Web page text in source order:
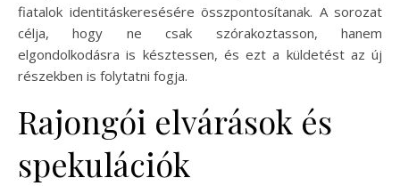
fiatalok identitáskeresésére összpontosítanak. A sorozat
célja, hogy ne csak szórakoztasson, hanem
elgondolkodásra is késztessen, és ezt a küldetést az új
részekben is folytatni fogja.
Rajongói elvárások és
spekulációk